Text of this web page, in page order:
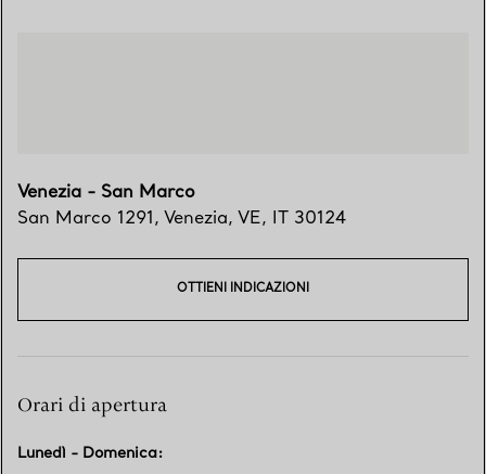
Venezia - San Marco
San Marco 1291, Venezia, VE, IT 30124
OTTIENI INDICAZIONI
Orari di apertura
Lunedì - Domenica: